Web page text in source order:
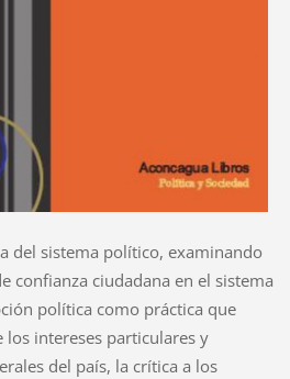
del sistema político, examinando
confianza ciudadana en el sistema
política como práctica que
intereses particulares y
del país, la crítica a los